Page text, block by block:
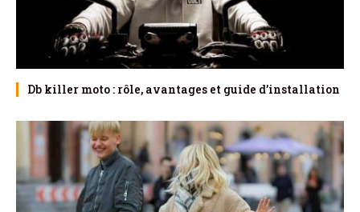
Db killer moto : rôle, avantages et guide d’installation